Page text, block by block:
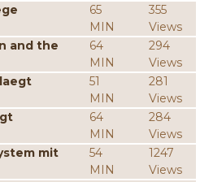
65
MIN
355
Views
and the
64
MIN
294
Views
51
MIN
281
Views
64
MIN
284
Views
mit
54
MIN
1247
Views